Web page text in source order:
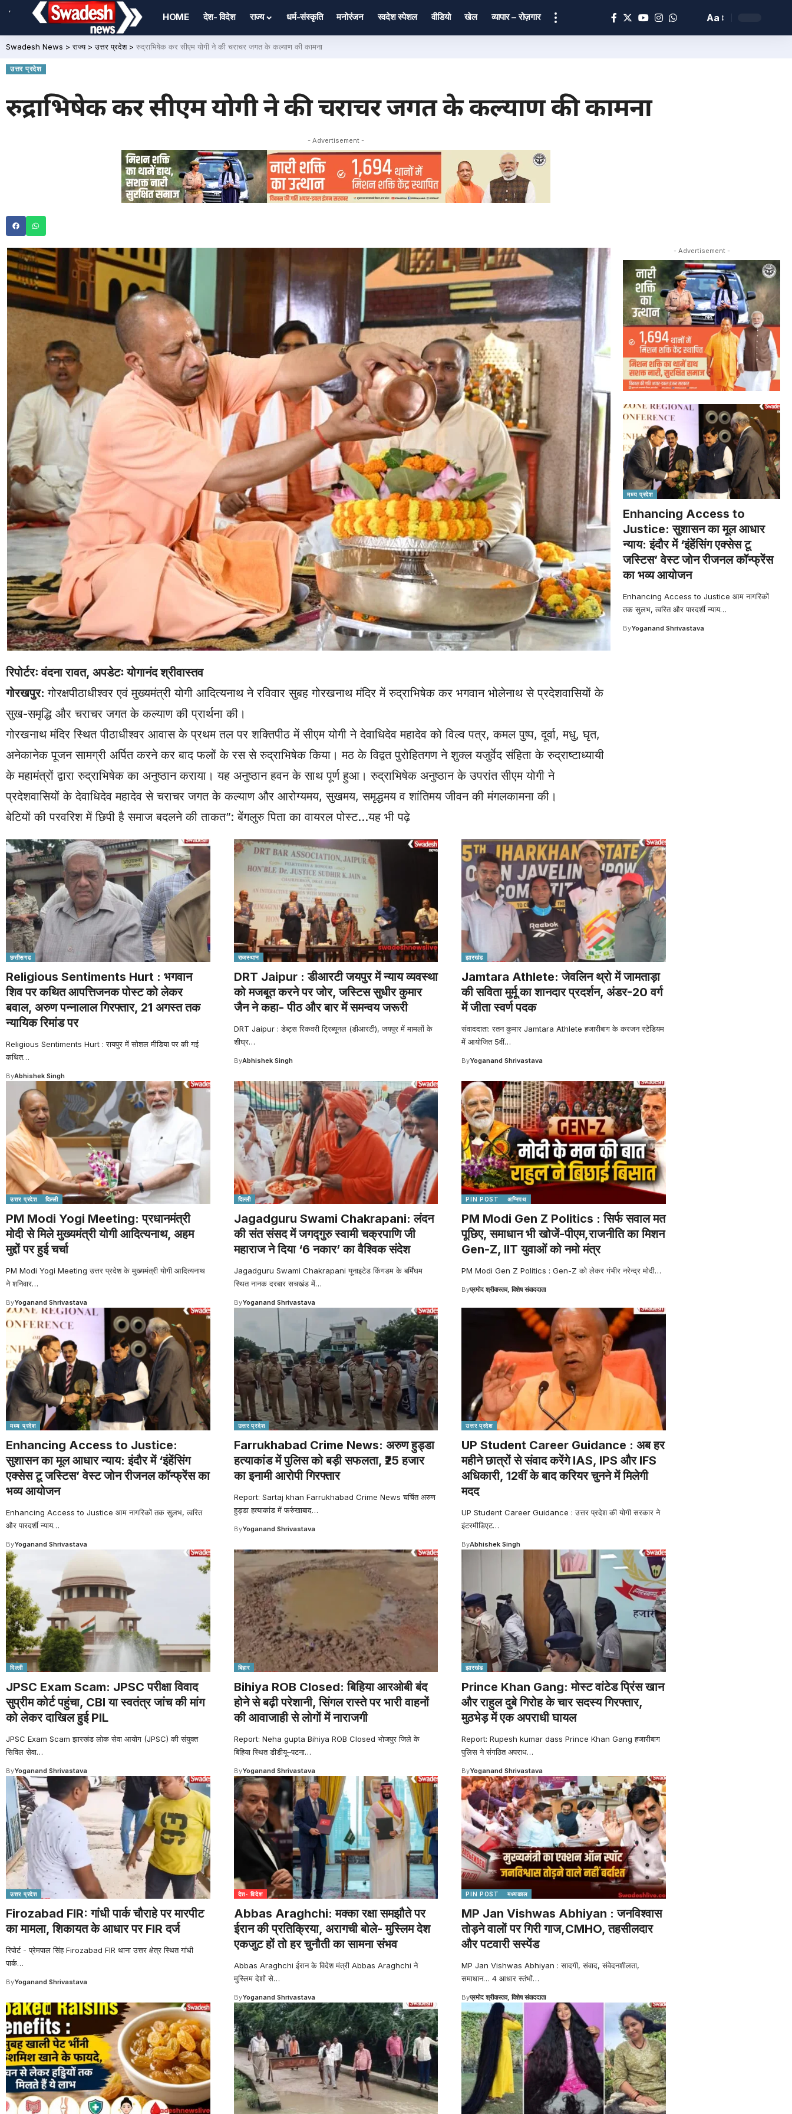
,
HOME देश- विदेश राज्य धर्म-संस्कृति मनोरंजन स्वदेश स्पेशल वीडियो खेल व्यापार – रोज़गार Aa
Swadesh News >राज्य>उत्तर प्रदेश> रुद्राभिषेक कर सीएम योगी ने की चराचर जगत के कल्याण की कामना
उत्तर प्रदेश
रुद्राभिषेक कर सीएम योगी ने की चराचर जगत के कल्याण की कामना
- Advertisement -
रिपोर्टरः वंदना रावत, अपडेटः योगानंद श्रीवास्तव
गोरखपुर:गोरक्षपीठाधीश्वर एवं मुख्यमंत्री योगी आदित्यनाथ ने रविवार सुबह गोरखनाथ मंदिर में रुद्राभिषेक कर भगवान भोलेनाथ से प्रदेशवासियों के
सुख-समृद्धि और चराचर जगत के कल्याण की प्रार्थना की।
गोरखनाथ मंदिर स्थित पीठाधीश्वर आवास के प्रथम तल पर शक्तिपीठ में सीएम योगी ने देवाधिदेव महादेव को विल्व पत्र, कमल पुष्प, दूर्वा, मधु, घृत,
अनेकानेक पूजन सामग्री अर्पित करने कर बाद फलों के रस से रुद्राभिषेक किया। मठ के विद्वत पुरोहितगण ने शुक्ल यजुर्वेद संहिता के रुद्राष्टाध्यायी
के महामंत्रों द्वारा रुद्राभिषेक का अनुष्ठान कराया। यह अनुष्ठान हवन के साथ पूर्ण हुआ। रुद्राभिषेक अनुष्ठान के उपरांत सीएम योगी ने
प्रदेशवासियों के देवाधिदेव महादेव से चराचर जगत के कल्याण और आरोग्यमय, सुखमय, समृद्धमय व शांतिमय जीवन की मंगलकामना की।
बेटियों की परवरिश में छिपी है समाज बदलने की ताकत”: बेंगलुरु पिता का वायरल पोस्ट…यह भी पढ़े
- Advertisement -
मध्य प्रदेश
Enhancing Access to
Justice: सुशासन का मूल आधार
न्याय: इंदौर में ‘इंहेंसिंग एक्सेस टू
जस्टिस’ वेस्ट जोन रीजनल कॉन्फ्रेंस
का भव्य आयोजन
Enhancing Access to Justice आम नागरिकों
तक सुलभ, त्वरित और पारदर्शी न्याय…
ByYoganand Shrivastava
छत्तीसगढ
Religious Sentiments Hurt : भगवान
शिव पर कथित आपत्तिजनक पोस्ट को लेकर
बवाल, अरुण पन्नालाल गिरफ्तार, 21 अगस्त तक
न्यायिक रिमांड पर
Religious Sentiments Hurt : रायपुर में सोशल मीडिया पर की गई
कथित…
ByAbhishek Singh
राजस्थान
DRT Jaipur : डीआरटी जयपुर में न्याय व्यवस्था
को मजबूत करने पर जोर, जस्टिस सुधीर कुमार
जैन ने कहा- पीठ और बार में समन्वय जरूरी
DRT Jaipur : डेब्ट्स रिकवरी ट्रिब्यूनल (डीआरटी), जयपुर में मामलों के
शीघ्र…
ByAbhishek Singh
झारखंड
Jamtara Athlete: जेवलिन थ्रो में जामताड़ा
की सविता मुर्मू का शानदार प्रदर्शन, अंडर-20 वर्ग
में जीता स्वर्ण पदक
संवाददाता: रतन कुमार Jamtara Athlete हजारीबाग के करजन स्टेडियम
में आयोजित 5वीं…
ByYoganand Shrivastava
उत्तर प्रदेश दिल्ली
PM Modi Yogi Meeting: प्रधानमंत्री
मोदी से मिले मुख्यमंत्री योगी आदित्यनाथ, अहम
मुद्दों पर हुई चर्चा
PM Modi Yogi Meeting उत्तर प्रदेश के मुख्यमंत्री योगी आदित्यनाथ
ने शनिवार…
ByYoganand Shrivastava
दिल्ली
Jagadguru Swami Chakrapani: लंदन
की संत संसद में जगद्गुरु स्वामी चक्रपाणि जी
महाराज ने दिया ‘6 नकार’ का वैश्विक संदेश
Jagadguru Swami Chakrapani यूनाइटेड किंगडम के बर्मिंघम
स्थित नानक दरबार सचखंड में…
ByYoganand Shrivastava
PIN POST अग्निपथ
PM Modi Gen Z Politics : सिर्फ सवाल मत
पूछिए, समाधान भी खोजें-पीएम,राजनीति का मिशन
Gen-Z, IIT युवाओं को नमो मंत्र
PM Modi Gen Z Politics : Gen-Z को लेकर गंभीर नरेन्द्र मोदी…
Byप्रमोद श्रीवास्तव, विशेष संवाददाता
मध्य प्रदेश
Enhancing Access to Justice:
सुशासन का मूल आधार न्याय: इंदौर में ‘इंहेंसिंग
एक्सेस टू जस्टिस’ वेस्ट जोन रीजनल कॉन्फ्रेंस का
भव्य आयोजन
Enhancing Access to Justice आम नागरिकों तक सुलभ, त्वरित
और पारदर्शी न्याय…
ByYoganand Shrivastava
उत्तर प्रदेश
Farrukhabad Crime News: अरुण हुड्डा
हत्याकांड में पुलिस को बड़ी सफलता, ₹25 हजार
का इनामी आरोपी गिरफ्तार
Report: Sartaj khan Farrukhabad Crime News चर्चित अरुण
हुड्डा हत्याकांड में फर्रुखाबाद…
ByYoganand Shrivastava
उत्तर प्रदेश
UP Student Career Guidance : अब हर
महीने छात्रों से संवाद करेंगे IAS, IPS और IFS
अधिकारी, 12वीं के बाद करियर चुनने में मिलेगी
मदद
UP Student Career Guidance : उत्तर प्रदेश की योगी सरकार ने
इंटरमीडिएट…
ByAbhishek Singh
दिल्ली
JPSC Exam Scam: JPSC परीक्षा विवाद
सुप्रीम कोर्ट पहुंचा, CBI या स्वतंत्र जांच की मांग
को लेकर दाखिल हुई PIL
JPSC Exam Scam झारखंड लोक सेवा आयोग (JPSC) की संयुक्त
सिविल सेवा…
ByYoganand Shrivastava
बिहार
Bihiya ROB Closed: बिहिया आरओबी बंद
होने से बढ़ी परेशानी, सिंगल रास्ते पर भारी वाहनों
की आवाजाही से लोगों में नाराजगी
Report: Neha gupta Bihiya ROB Closed भोजपुर जिले के
बिहिया स्थित डीडीयू–पटना…
ByYoganand Shrivastava
झारखंड
Prince Khan Gang: मोस्ट वांटेड प्रिंस खान
और राहुल दुबे गिरोह के चार सदस्य गिरफ्तार,
मुठभेड़ में एक अपराधी घायल
Report: Rupesh kumar dass Prince Khan Gang हजारीबाग
पुलिस ने संगठित अपराध…
ByYoganand Shrivastava
उत्तर प्रदेश
Firozabad FIR: गांधी पार्क चौराहे पर मारपीट
का मामला, शिकायत के आधार पर FIR दर्ज
रिपोर्ट - प्रेमपाल सिंह Firozabad FIR थाना उत्तर क्षेत्र स्थित गांधी
पार्क…
ByYoganand Shrivastava
देश- विदेश
Abbas Araghchi: मक्का रक्षा समझौते पर
ईरान की प्रतिक्रिया, अरागची बोले- मुस्लिम देश
एकजुट हों तो हर चुनौती का सामना संभव
Abbas Araghchi ईरान के विदेश मंत्री Abbas Araghchi ने
मुस्लिम देशों से…
ByYoganand Shrivastava
PIN POST मध्यकाल
MP Jan Vishwas Abhiyan : जनविश्वास
तोड़ने वालों पर गिरी गाज,CMHO, तहसीलदार
और पटवारी सस्पेंड
MP Jan Vishwas Abhiyan : सादगी, संवाद, संवेदनशीलता,
समाधान… 4 आधार स्तंभों…
Byप्रमोद श्रीवास्तव, विशेष संवाददाता